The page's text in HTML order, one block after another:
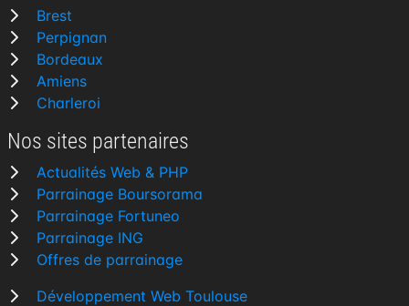
Brest
Perpignan
Bordeaux
Amiens
Charleroi
Nos sites partenaires
Actualités Web & PHP
Parrainage Boursorama
Parrainage Fortuneo
Parrainage ING
Offres de parrainage
Développement Web Toulouse